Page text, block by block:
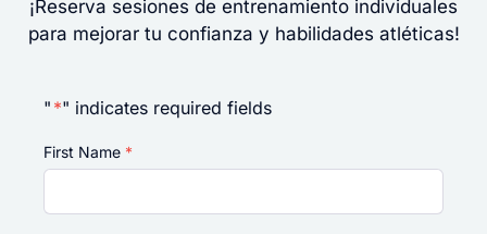
¡Reserva sesiones de entrenamiento individuales
para mejorar tu confianza y habilidades atléticas!
" *" indicates required fields
First Name *